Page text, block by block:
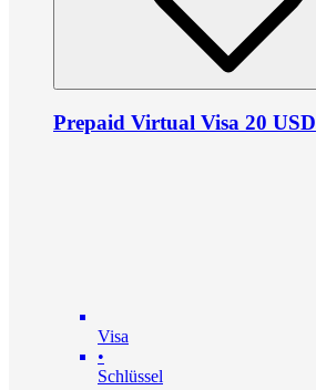
Prepaid Virtual Visa 20 USD
Visa
•
Schlüssel